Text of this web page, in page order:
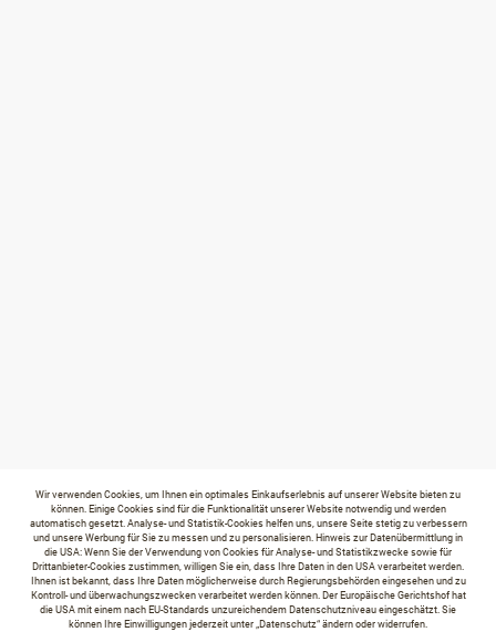
Wir verwenden Cookies, um Ihnen ein optimales Einkaufserlebnis auf unserer Website bieten zu
können. Einige Cookies sind für die Funktionalität unserer Website notwendig und werden
automatisch gesetzt. Analyse- und Statistik-Cookies helfen uns, unsere Seite stetig zu verbessern
und unsere Werbung für Sie zu messen und zu personalisieren. Hinweis zur Datenübermittlung in
die USA: Wenn Sie der Verwendung von Cookies für Analyse- und Statistikzwecke sowie für
Drittanbieter-Cookies zustimmen, willigen Sie ein, dass Ihre Daten in den USA verarbeitet werden.
Ihnen ist bekannt, dass Ihre Daten möglicherweise durch Regierungsbehörden eingesehen und zu
Kontroll- und überwachungszwecken verarbeitet werden können. Der Europäische Gerichtshof hat
die USA mit einem nach EU-Standards unzureichendem Datenschutzniveau eingeschätzt. Sie
können Ihre Einwilligungen jederzeit unter „Datenschutz“ ändern oder widerrufen.